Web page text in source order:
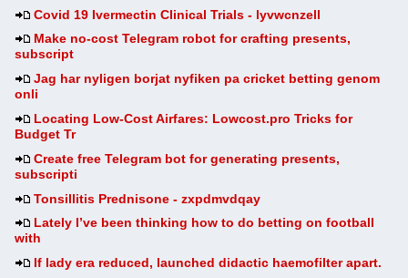
Covid 19 Ivermectin Clinical Trials - lyvwcnzell
Make no-cost Telegram robot for crafting presents,
subscript
Jag har nyligen borjat nyfiken pa cricket betting genom
onli
Locating Low-Cost Airfares: Lowcost.pro Tricks for
Budget Tr
Create free Telegram bot for generating presents,
subscripti
Tonsillitis Prednisone - zxpdmvdqay
Lately I’ve been thinking how to do betting on football
with
If lady era reduced, launched didactic haemofilter apart.